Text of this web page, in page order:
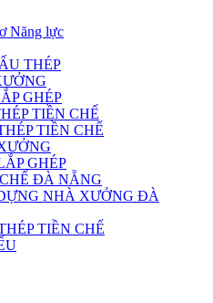
Năng lực
THÉP
GHÉP
TIỀN CHẾ
TIỀN CHẾ
GHÉP
ĐÀ NẴNG
NHÀ XƯỞNG ĐÀ
TIỀN CHẾ